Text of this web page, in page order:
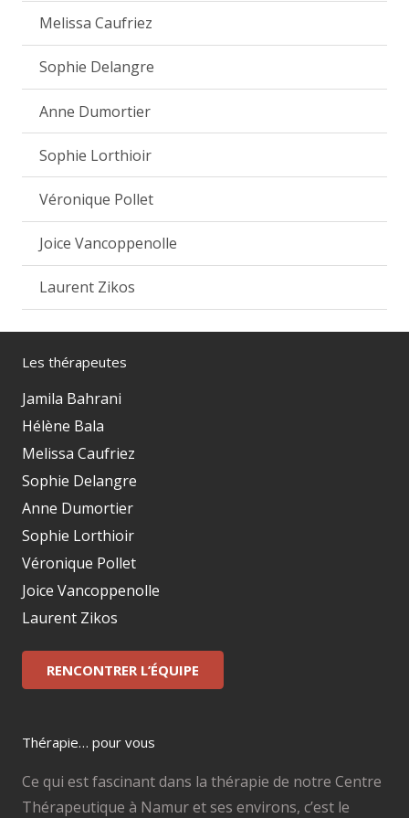
Melissa Caufriez
Sophie Delangre
Anne Dumortier
Sophie Lorthioir
Véronique Pollet
Joice Vancoppenolle
Laurent Zikos
Les thérapeutes
Jamila Bahrani
Hélène Bala
Melissa Caufriez
Sophie Delangre
Anne Dumortier
Sophie Lorthioir
Véronique Pollet
Joice Vancoppenolle
Laurent Zikos
RENCONTRER L’ÉQUIPE
Thérapie… pour vous
Ce qui est fascinant dans la thérapie de notre Centre
Thérapeutique à Namur et ses environs, c’est le